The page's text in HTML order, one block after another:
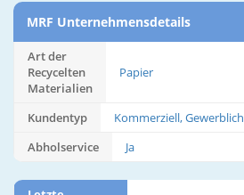
MRF Unternehmensdetails
Art der
Recycelten
Materialien
Papier
Kundentyp
Kommerziell, Gewerblich
Abholservice
Ja